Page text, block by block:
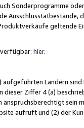
Sonderprogramme
Ausschlusstatbestände,
geltende
hier.
aufgeführten Ländern
dieser Ziffer 4 (a)
sein
aufruft und (2) der